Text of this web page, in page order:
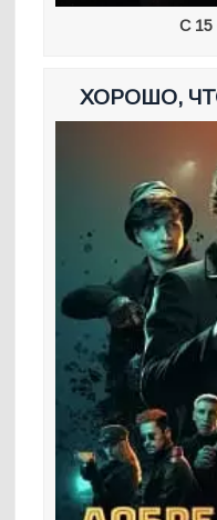
С 15
ХОРОШО,